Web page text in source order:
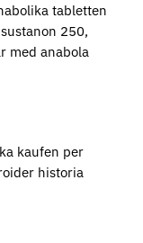
tabletten
250,
med anabola
kaufen per
historia